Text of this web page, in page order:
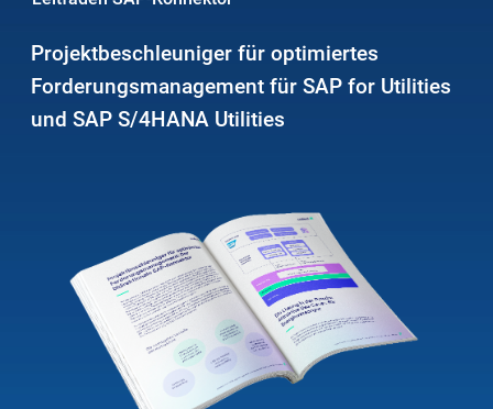
Projektbeschleuniger für optimiertes
Forderungsmanagement für SAP for Utilities
und SAP S/4HANA Utilities